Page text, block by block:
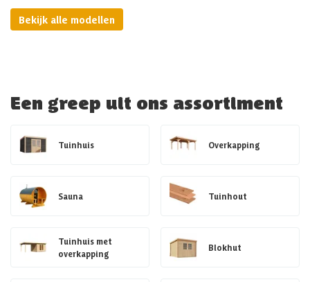
Bekijk alle modellen
Een greep uit ons assortiment
Tuinhuis Overkapping
Sauna Tuinhout
Tuinhuis met
overkapping
Blokhut